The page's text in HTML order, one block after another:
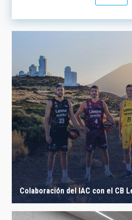
LINES OF INSTRUMENTATION
IACTEC LINES
ASTROPHYSICAL
Colaboración del IAC con el CB